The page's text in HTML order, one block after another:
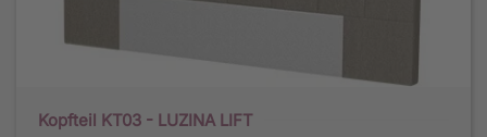
Kopfteil KT03 - LUZINA LIFT